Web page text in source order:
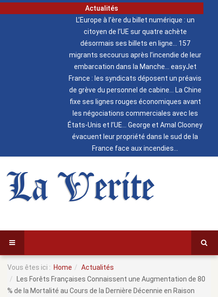
Actualités
L’Europe à l’ère du billet numérique : un
citoyen de l’UE sur quatre achète
désormais ses billets en ligne
157
migrants secourus après l’incendie de leur
embarcation dans la Manche
easyJet
France : les syndicats déposent un préavis
de grève du personnel de cabine
La Chine
fixe ses lignes rouges économiques avant
les négociations commerciales avec les
États-Unis et l’UE
George et Amal Clooney
évacuent leur propriété dans le sud de la
France face aux incendies
La Verite
Vous êtes ici : Home
Actualités
Les Forêts Françaises Connaissent une Augmentation de 80
% de la Mortalité au Cours de la Dernière Décennie en Raison